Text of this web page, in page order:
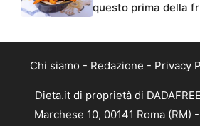
questo prima della
Chi siamo - Redazione - Privacy
Dieta.it di proprietà di
Marchese 10, 00141 Roma (RM)